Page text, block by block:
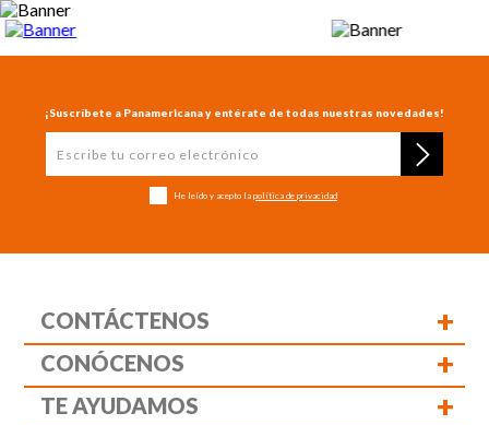
¡Suscríbete a Panamericana y entérate de todas nuestras novedades!
He leído y acepto la política de privacidad
CONTÁCTENOS +
CONÓCENOS +
TE AYUDAMOS +